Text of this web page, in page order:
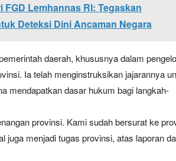
Lemhannas RI: Tegaskan
Deteksi Dini Ancaman Negara
daerah, khususnya dalam
Ia telah menginstruksikan jajarannya
mendapatkan dasar hukum bagi langkah-
provinsi. Kami sudah bersurat ke
juga menjadi tugas provinsi, atas laporan